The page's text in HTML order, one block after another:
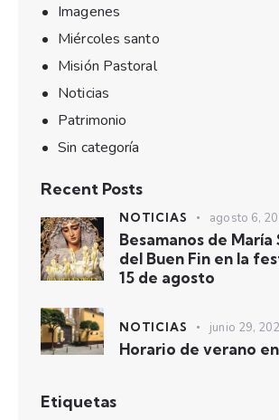
Imagenes
Miércoles santo
Misión Pastoral
Noticias
Patrimonio
Sin categoría
Recent Posts
NOTICIAS agosto 6,
Besamanos de María
del Buen Fin en la
15 de agosto
NOTICIAS junio 29,
Horario de verano
Etiquetas